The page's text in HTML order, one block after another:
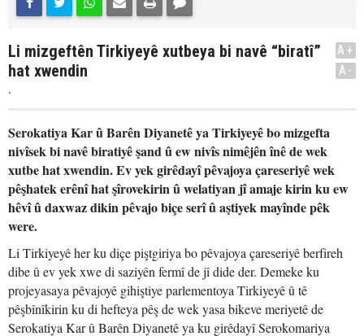
Li mizgeftên Tirkiyeyê xutbeya bi navê “biratî”
hat xwendin
.
A+
A-
Serokatiya Kar û Barên Diyanetê ya Tirkiyeyê bo mizgefta
nivîsek bi navê biratiyê şand û ew nivîs nimêjên înê de wek
xutbe hat xwendin. Ev yek girêdayî pêvajoya çareseriyê wek
pêşhatek erênî hat şîrovekirin û welatiyan jî amaje kirin ku ew
hêvî û daxwaz dikin pêvajo biçe serî û aştiyek mayînde pêk
were.
Li Tirkiyeyê her ku diçe piştgiriya bo pêvajoya çareseriyê berfireh
dibe û ev yek xwe di saziyên fermî de jî dide der. Demeke ku
projeyasaya pêvajoyê gihiştiye parlementoya Tirkiyeyê û tê
pêşbînîkirin ku di hefteya pêş de wek yasa bikeve meriyetê de
Serokatiya Kar û Barên Diyanetê ya ku girêdayî Serokomariya